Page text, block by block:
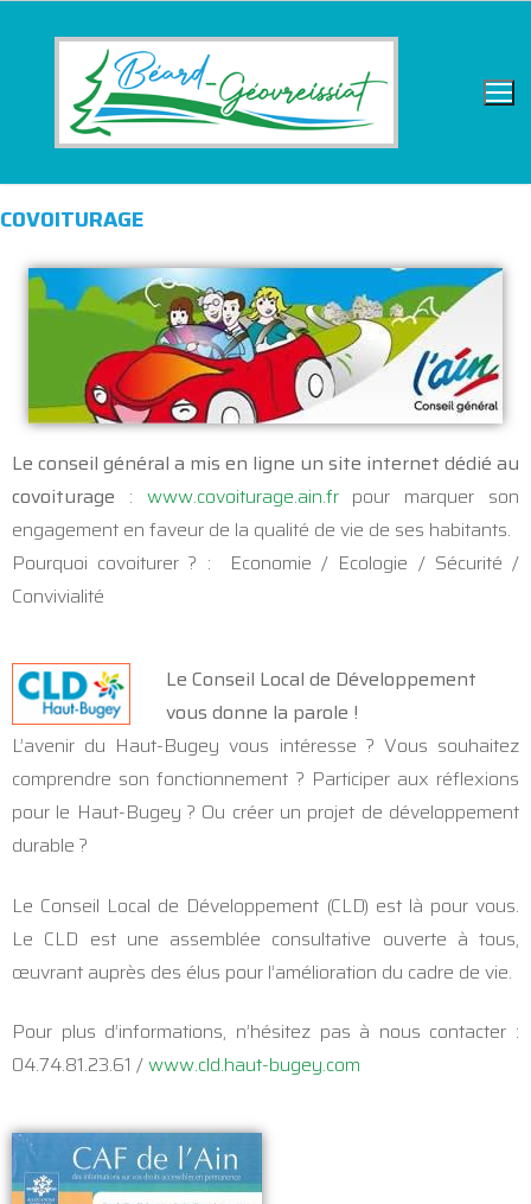
COVOITURAGE
Le conseil général a mis en ligne un site internet dédié au
covoiturage : www.covoiturage.ain.fr pour marquer son
engagement en faveur de la qualité de vie de ses habitants.
Pourquoi covoiturer ? : Economie / Ecologie / Sécurité /
Convivialité
Le Conseil Local de Développement
vous donne la parole !
L’avenir du Haut-Bugey vous intéresse ? Vous souhaitez
comprendre son fonctionnement ? Participer aux réflexions
pour le Haut-Bugey ? Ou créer un projet de développement
durable ?
Le Conseil Local de Développement (CLD) est là pour vous.
Le CLD est une assemblée consultative ouverte à tous,
œuvrant auprès des élus pour l’amélioration du cadre de vie.
Pour plus d’informations, n’hésitez pas à nous contacter :
04.74.81.23.61 /www.cld.haut-bugey.com